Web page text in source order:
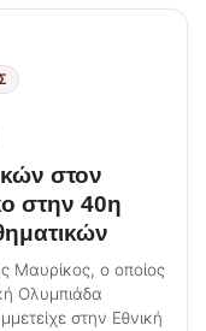
στον
στην 40η
Μαυρίκος, ο οποίος
Ολυμπιάδα
στην Εθνική